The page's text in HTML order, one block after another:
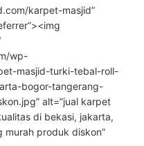
karpet-masjid”
wp-
masjid-turki-tebal-roll-
bogor-tangerang-
alt=”jual karpet
di bekasi, jakarta,
produk diskon”